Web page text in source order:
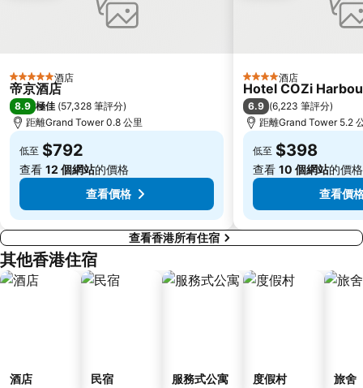
Causeway Bay Metro Station
深圳野生動物園
大梅沙海濱公園
皇崗口岸
長洲
Lamma Island
香港屯門
Tin Hau Metro Station
九龍塘
金銀島酒店站
5 星級 酒店
帝京酒店
8.9 極佳 (57,328 筆評分)
距離Grand Tower 0.8 公里
低至 $792
查看 12 個網站的價格
查看價格
4 星級 酒店
Hotel COZi
6.9 (6,223 筆評分)
距離Grand Tower 5.2
低至 $398
查看 10 個網站的價格
查看價
查看香港所有住宿
其他香港住宿
酒店 民宿 服務式公寓 度假村 旅舍